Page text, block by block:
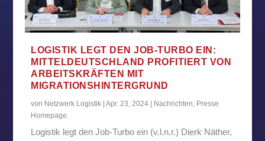
LOGISTIK LEGT DEN JOB-TURBO EIN:
MITTELDEUTSCHLAND PROFITIERT VON
ARBEITSKRÄFTEN MIT
MIGRATIONSHINTERGRUND
von Netzwerk Logistik |Apr. 23, 2024 Nachrichten, Presse
Homepage
Logistik legt den Job-Turbo ein (v.l.n.r.) Dierk Näther,